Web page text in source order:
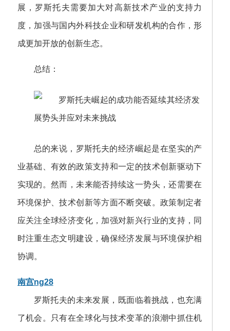
展，罗斯托夫需要加大对高新技术产业的支持力
度，加强与国内外科技企业和研发机构的合作，形
成更加开放的创新生态。
总结：
总的来说，罗斯托夫的经济崛起是在坚实的产
业基础、有效的政策支持和一定的技术创新驱动下
实现的。然而，未来能否持续这一势头，还需要在
环境保护、技术创新等方面不断突破。政策制定者
应关注全球经济变化，加强对新兴行业的支持，同
时注重生态文明建设，确保经济发展与环境保护相
协调。
南宫ng28
罗斯托夫的未来发展，既面临着挑战，也充满
了机会。只有在全球化与技术变革的浪潮中抓住机